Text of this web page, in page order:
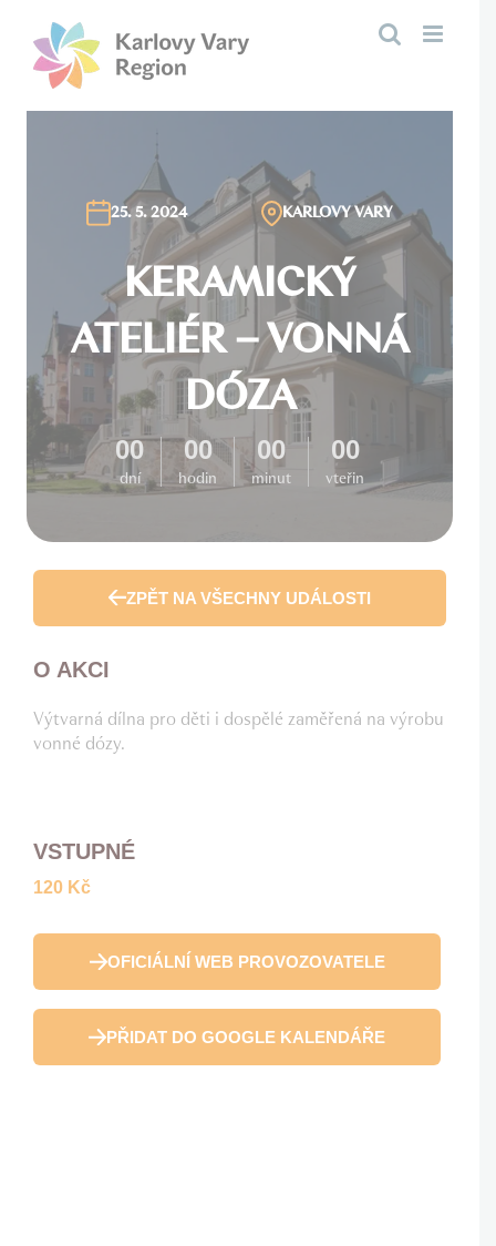
obsah
25. 5. 2024 KARLOVY VARY
KERAMICKÝ
ATELIÉR – VONNÁ
DÓZA
00
dní
00
hodin
00
minut
00
vteřin
ZPĚT NA VŠECHNY UDÁLOSTI
O AKCI
Výtvarná dílna pro děti i dospělé zaměřená na výrobu
vonné dózy.
VSTUPNÉ
120 Kč
OFICIÁLNÍ WEB PROVOZOVATELE
PŘIDAT DO GOOGLE KALENDÁŘE